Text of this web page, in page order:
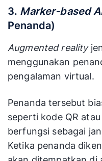
3. Marker-based
Penanda)
Augmented reality
menggunakan
pengalaman virtual.
Penanda tersebut
seperti kode QR
berfungsi sebagai
Ketika penanda